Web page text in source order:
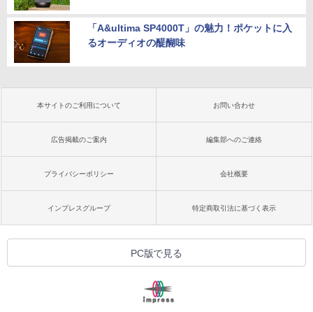
「A&ultima SP4000T」の魅力！ポケットに入
るオーディオの醍醐味
本サイトのご利用について お問い合わせ
広告掲載のご案内 編集部へのご連絡
プライバシーポリシー 会社概要
インプレスグループ 特定商取引法に基づく表示
PC版で見る